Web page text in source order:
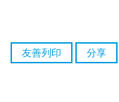
友善列印 分享